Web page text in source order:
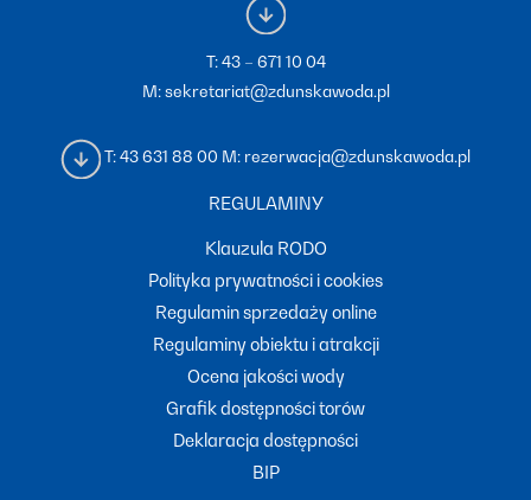
T:43 – 671 10 04
M:sekretariat@zdunskawoda.pl
T:43 631 88 00 M: rezerwacja@zdunskawoda.pl
REGULAMINY
Klauzula RODO
Polityka prywatności i cookies
Regulamin sprzedaży online
Regulaminy obiektu i atrakcji
Ocena jakości wody
Grafik dostępności torów
Deklaracja dostępności
BIP